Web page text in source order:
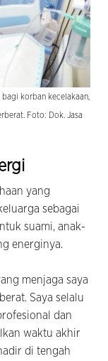
korban kecelakaan,
Foto: Dok. Jasa
yang
sebagai
suami, anak-
energinya.
menjaga saya
Saya selalu
dan
waktu akhir
di tengah